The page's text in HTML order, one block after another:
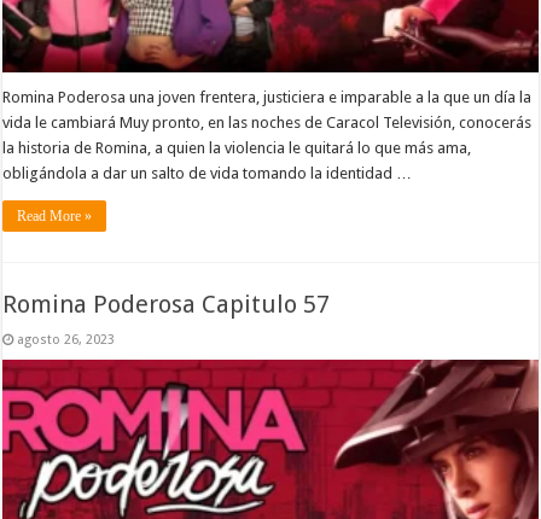
Romina Poderosa una joven frentera, justiciera e imparable a la que un día la
vida le cambiará Muy pronto, en las noches de Caracol Televisión, conocerás
la historia de Romina, a quien la violencia le quitará lo que más ama,
obligándola a dar un salto de vida tomando la identidad …
Read More »
Romina Poderosa Capitulo 57
agosto 26, 2023